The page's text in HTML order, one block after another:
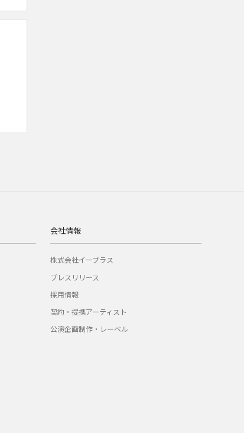
会社情報
株式会社イープラス
プレスリリース
採用情報
契約・提携アーティスト
公演企画制作・レーベル